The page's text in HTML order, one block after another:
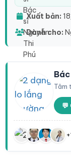
Xuất bản:
Dành cho:
Tâm
💬